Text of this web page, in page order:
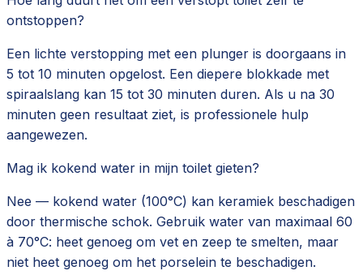
ontstoppen?
Een lichte verstopping met een plunger is doorgaans in
5 tot 10 minuten opgelost. Een diepere blokkade met
spiraalslang kan 15 tot 30 minuten duren. Als u na 30
minuten geen resultaat ziet, is professionele hulp
aangewezen.
Mag ik kokend water in mijn toilet gieten?
Nee — kokend water (100°C) kan keramiek beschadigen
door thermische schok. Gebruik water van maximaal 60
à 70°C: heet genoeg om vet en zeep te smelten, maar
niet heet genoeg om het porselein te beschadigen.